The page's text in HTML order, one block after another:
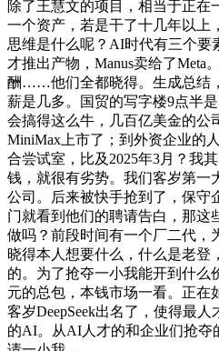
除了王慧文的项目，相当于正在
一个资产，若是干了十几年以上
思维是什么呢？AI时代有三个要
才推出产物，Manus卖给了Meta
酬……他们全都晓得。生成总结
薪是几多。国贸的写字楼9点半
会搞得这么牛，几百亿美金的公
MiniMax上市了；到外资企业的
合尝试室，比及2025年3月？我
钱，就很有劣势。我们客岁第一
公司。后来被快手抢到了，保守
门就看到他们的聘请告白，那这
做吗？前段时间有一个厂二代，
晓得本人想要什么，什么是老登
的。为了抢夺一小我能开到什么
元的总包，本钱市场一看。正在
客岁DeepSeek出名了，使得最
的AI。从AI人才的和企业们抢夺